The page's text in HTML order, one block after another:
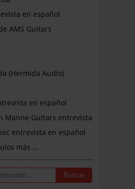
en español
AMS Guitars
(Hermida Audio)
en español
Manne Guitars entrevista
entrevista en español
más …